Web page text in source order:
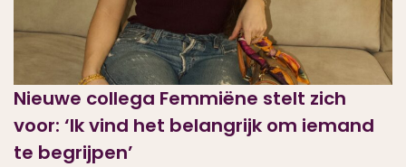
Nieuwe collega Femmiëne stelt zich
voor: ‘Ik vind het belangrijk om iemand
te begrijpen’